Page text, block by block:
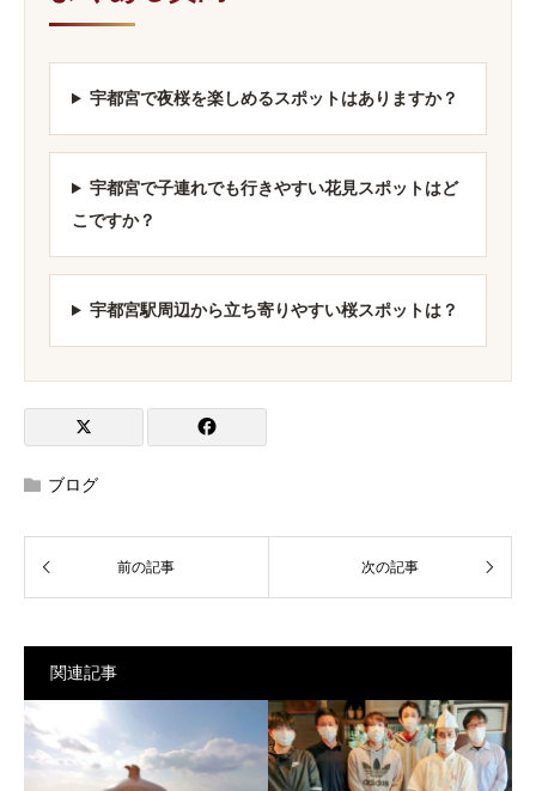
宇都宮で夜桜を楽しめるスポットはありますか？
宇都宮で子連れでも行きやすい花見スポットはど
こですか？
宇都宮駅周辺から立ち寄りやすい桜スポットは？
ブログ
関連記事